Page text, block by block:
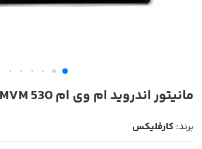
مانیتور اندروید ام وی ام MVM 530
برند: کارفلیکس